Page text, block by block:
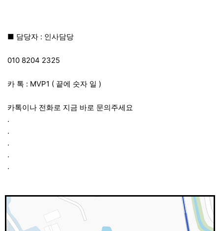
■ 담당자 : 인사담당
010 8204 2325
카 톡 : MVP1 ( 끝에 숫자 일 )
카톡이나 전화로 지금 바로 문의주세요
.
.
.
.
.